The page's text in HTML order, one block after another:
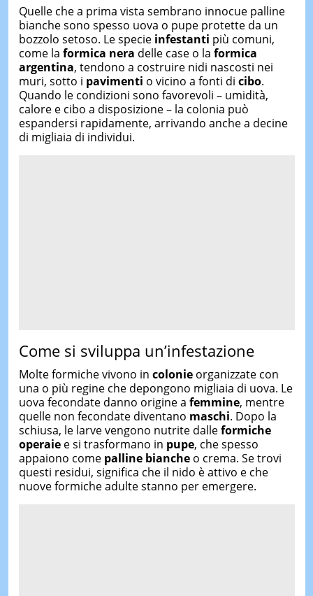
Quelle che a prima vista sembrano innocue palline
bianche sono spesso uova o pupe protette da un
bozzolo setoso. Le specie infestanti più comuni,
come la formica nera delle case o la formica
argentina, tendono a costruire nidi nascosti nei
muri, sotto i pavimenti o vicino a fonti di cibo.
Quando le condizioni sono favorevoli – umidità,
calore e cibo a disposizione – la colonia può
espandersi rapidamente, arrivando anche a decine
di migliaia di individui.
Come si sviluppa un’infestazione
Molte formiche vivono in colonieorganizzate con
una o più regine che depongono migliaia di uova. Le
uova fecondate danno origine a femmine, mentre
quelle non fecondate diventano maschi. Dopo la
schiusa, le larve vengono nutrite dalleformiche
operaiee si trasformano in pupe, che spesso
appaiono come palline biancheo crema. Se trovi
questi residui, significa che il nido è attivo e che
nuove formiche adulte stanno per emergere.